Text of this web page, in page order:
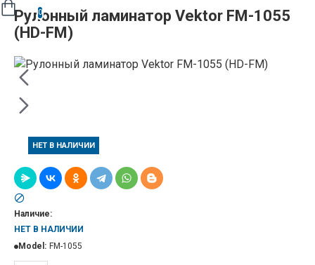
0
Рулонный ламинатор Vektor FM-1055
(HD-FM)
НЕТ В НАЛИЧИИ
Наличие:
НЕТ В НАЛИЧИИ
Model: FM-1055